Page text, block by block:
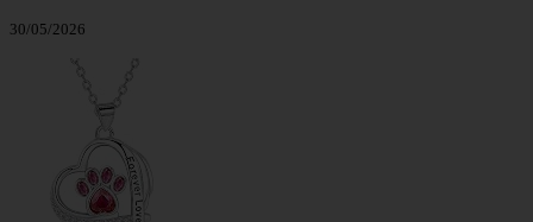
30/05/2026